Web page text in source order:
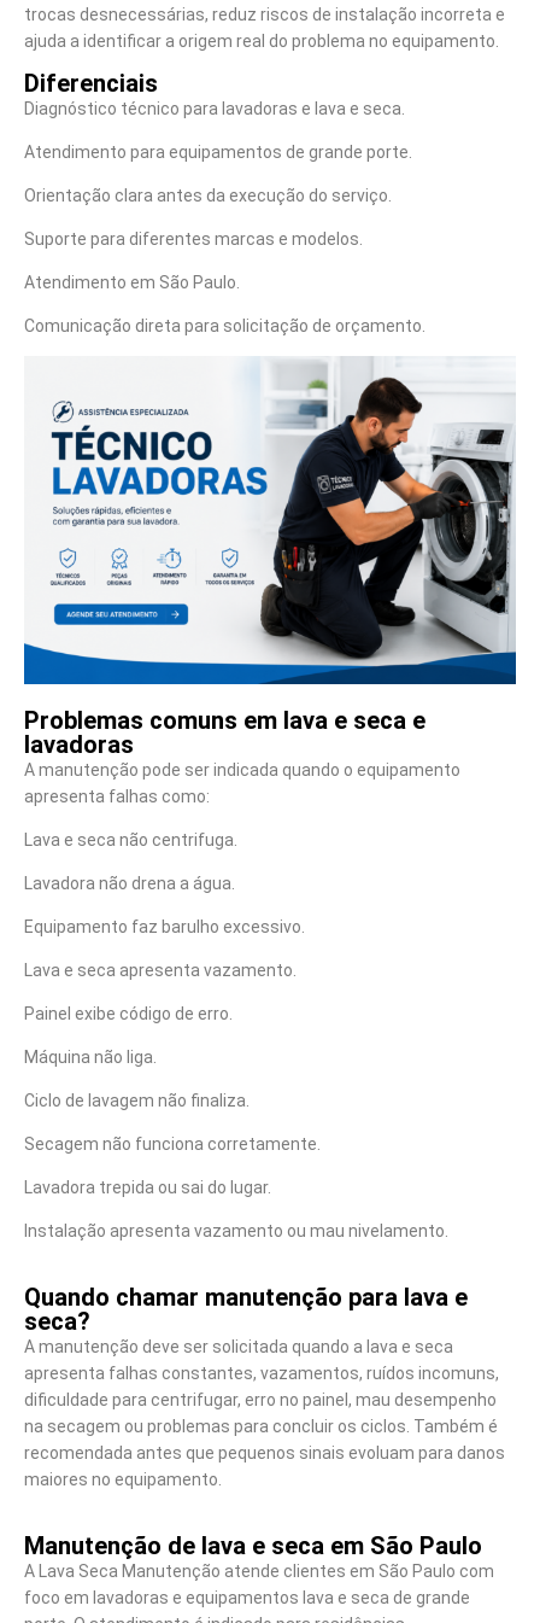
trocas desnecessárias, reduz riscos de instalação incorreta e
ajuda a identificar a origem real do problema no equipamento.
Diferenciais
Diagnóstico técnico para lavadoras e lava e seca.
Atendimento para equipamentos de grande porte.
Orientação clara antes da execução do serviço.
Suporte para diferentes marcas e modelos.
Atendimento em São Paulo.
Comunicação direta para solicitação de orçamento.
Problemas comuns em lava e seca e
lavadoras
A manutenção pode ser indicada quando o equipamento
apresenta falhas como:
Lava e seca não centrifuga.
Lavadora não drena a água.
Equipamento faz barulho excessivo.
Lava e seca apresenta vazamento.
Painel exibe código de erro.
Máquina não liga.
Ciclo de lavagem não finaliza.
Secagem não funciona corretamente.
Lavadora trepida ou sai do lugar.
Instalação apresenta vazamento ou mau nivelamento.
Quando chamar manutenção para lava e
seca?
A manutenção deve ser solicitada quando a lava e seca
apresenta falhas constantes, vazamentos, ruídos incomuns,
dificuldade para centrifugar, erro no painel, mau desempenho
na secagem ou problemas para concluir os ciclos. Também é
recomendada antes que pequenos sinais evoluam para danos
maiores no equipamento.
Manutenção de lava e seca em São Paulo
A Lava Seca Manutenção atende clientes em São Paulo com
foco em lavadoras e equipamentos lava e seca de grande